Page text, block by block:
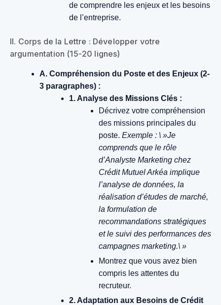
de comprendre les enjeux et les besoins
de l’entreprise.
II. Corps de la Lettre : Développer votre
argumentation (15-20 lignes)
A. Compréhension du Poste et des Enjeux (2-
3 paragraphes) :
1. Analyse des Missions Clés :
Décrivez votre compréhension
des missions principales du
poste. Exemple : \ »Je
comprends que le rôle
d’Analyste Marketing chez
Crédit Mutuel Arkéa implique
l’analyse de données, la
réalisation d’études de marché,
la formulation de
recommandations stratégiques
et le suivi des performances des
campagnes marketing.\ »
Montrez que vous avez bien
compris les attentes du
recruteur.
2. Adaptation aux Besoins de Crédit